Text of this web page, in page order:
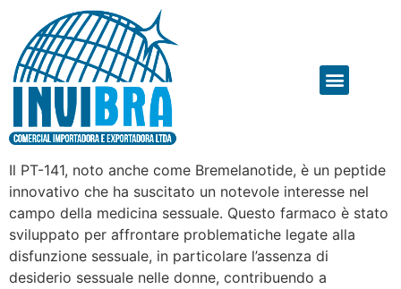
Il PT-141, noto anche come Bremelanotide, è un peptide
innovativo che ha suscitato un notevole interesse nel
campo della medicina sessuale. Questo farmaco è stato
sviluppato per affrontare problematiche legate alla
disfunzione sessuale, in particolare l’assenza di
desiderio sessuale nelle donne, contribuendo a